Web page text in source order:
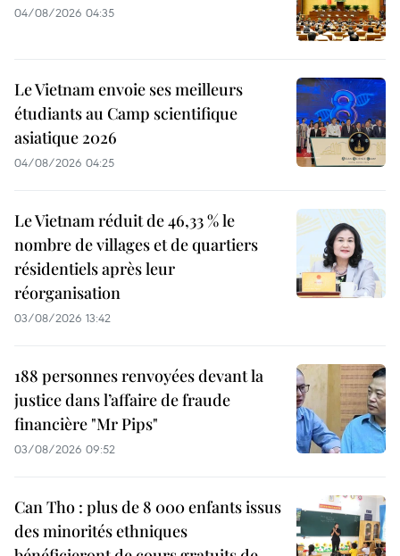
04/08/2026 04:35
Le Vietnam envoie ses meilleurs
étudiants au Camp scientifique
asiatique 2026
04/08/2026 04:25
Le Vietnam réduit de 46,33 % le
nombre de villages et de quartiers
résidentiels après leur
réorganisation
03/08/2026 13:42
188 personnes renvoyées devant la
justice dans l’affaire de fraude
financière "Mr Pips"
03/08/2026 09:52
Can Tho : plus de 8 000 enfants issus
des minorités ethniques